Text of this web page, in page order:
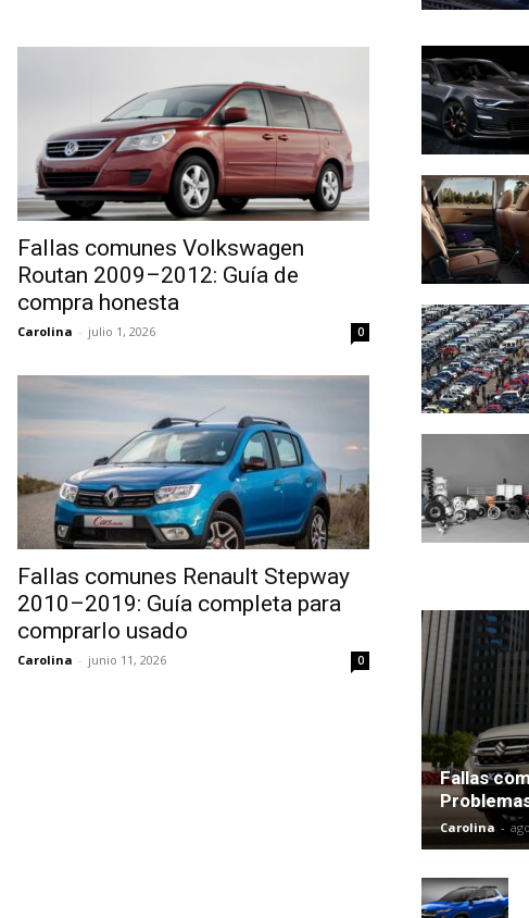
Fallas comunes Volkswagen
Routan 2009–2012: Guía de
compra honesta
Carolina - julio 1, 2026 0
Fallas comunes Renault Stepway
2010–2019: Guía completa para
comprarlo usado
Carolina - junio 11, 2026 0
Fallas
Carolina -